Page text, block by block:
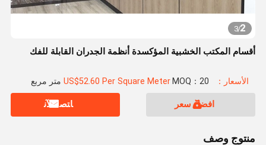
2
/
3
أقسام المكتب الخشبية المؤكسدة أنظمة الجدران القابلة للفك
الأسعار：US$52.60 Per Square Meter MOQ：20 متر مربع
افضل سعر ﺎﺘﺼﻟ ﺍﻶﻧ
منتوج وصف